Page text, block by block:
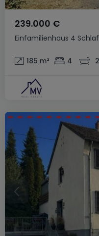
Einfamilienhaus 4
239.000 €
185 m² 4 2